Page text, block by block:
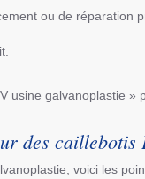
ou de réparation
galvanoplastie »
des caillebotis
voici les